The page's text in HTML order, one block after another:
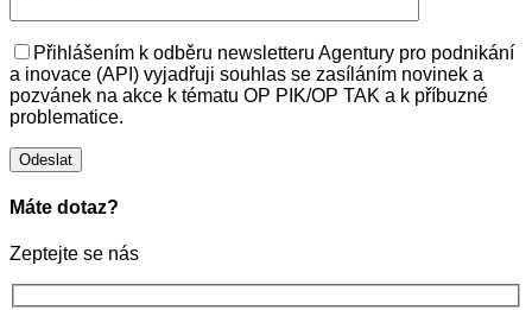
Přihlášením k odběru newsletteru Agentury pro podnikání
a inovace (API) vyjadřuji souhlas se zasíláním novinek a
pozvánek na akce k tématu OP PIK/OP TAK a k příbuzné
problematice.
Máte dotaz?
Zeptejte se nás